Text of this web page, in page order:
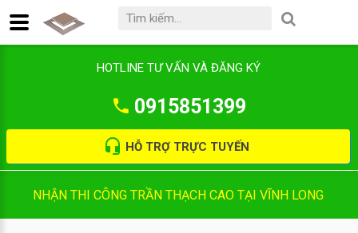
HOTLINE TƯ VẤN VÀ ĐĂNG KÝ
0915851399
HỖ TRỢ TRỰC TUYẾN
NHẬN THI CÔNG TRẦN THẠCH CAO TẠI VĨNH LONG